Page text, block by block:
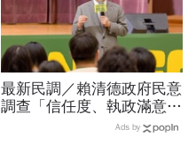
最新民調／賴清德政府民意
調查「信任度、執政滿意
度」雙升，不滿意比率下
Ads by